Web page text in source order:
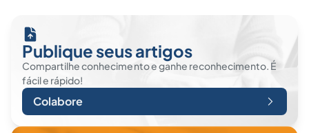
Publique seus artigos
Compartilhe conhecimento e ganhe reconhecimento. É
fácil e rápido!
Colabore